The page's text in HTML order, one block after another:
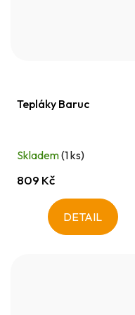
Tepláky Baruc
Skladem(1 ks)
809 Kč
DETAIL